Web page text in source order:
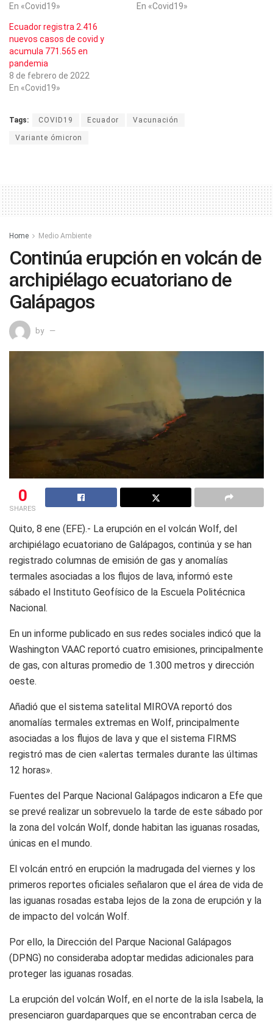
En «Covid19» En «Covid19»
Ecuador registra 2.416
nuevos casos de covid y
acumula 771.565 en
pandemia
8 de febrero de 2022
En «Covid19»
Tags: COVID19 Ecuador Vacunación
Variante ómicron
Home Medio Ambiente
Continúa erupción en volcán de
archipiélago ecuatoriano de
Galápagos
by
0
SHARES
Quito, 8 ene (EFE).- La erupción en el volcán Wolf, del
archipiélago ecuatoriano de Galápagos, continúa y se han
registrado columnas de emisión de gas y anomalías
termales asociadas a los flujos de lava, informó este
sábado el Instituto Geofísico de la Escuela Politécnica
Nacional.
En un informe publicado en sus redes sociales indicó que la
Washington VAAC reportó cuatro emisiones, principalmente
de gas, con alturas promedio de 1.300 metros y dirección
oeste.
Añadió que el sistema satelital MIROVA reportó dos
anomalías termales extremas en Wolf, principalmente
asociadas a los flujos de lava y que el sistema FIRMS
registró mas de cien «alertas termales durante las últimas
12 horas».
Fuentes del Parque Nacional Galápagos indicaron a Efe que
se prevé realizar un sobrevuelo la tarde de este sábado por
la zona del volcán Wolf, donde habitan las iguanas rosadas,
únicas en el mundo.
El volcán entró en erupción la madrugada del viernes y los
primeros reportes oficiales señalaron que el área de vida de
las iguanas rosadas estaba lejos de la zona de erupción y la
de impacto del volcán Wolf.
Por ello, la Dirección del Parque Nacional Galápagos
(DPNG) no consideraba adoptar medidas adicionales para
proteger las iguanas rosadas.
La erupción del volcán Wolf, en el norte de la isla Isabela, la
presenciaron guardaparques que se encontraban cerca de